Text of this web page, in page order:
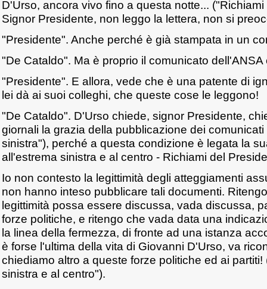
D'Urso, ancora vivo fino a questa notte...
Signor Presidente, non leggo la lettera, non si
"Presidente". Anche perché è già stampata in un
"De Cataldo". Ma è proprio il comunicato
"Presidente". E allora, vede che è una patente di
lei dà ai suoi colleghi, che queste cose le leggono!
"De Cataldo". D'Urso chiede, signor Presidente,
giornali la grazia della pubblicazione dei
sinistra"), perché a questa condizione è legata la
all'estrema sinistra e al centro - Richiami del
Io non contesto la legittimità degli atteggiamenti
non hanno inteso pubblicare tali documenti.
legittimità possa essere discussa, vada discussa,
forze politiche, e ritengo che vada data una
la linea della fermezza, di fronte ad una istanza
è forse l'ultima della vita di Giovanni D'Urso, va
chiediamo altro a queste forze politiche ed ai
sinistra e al centro").